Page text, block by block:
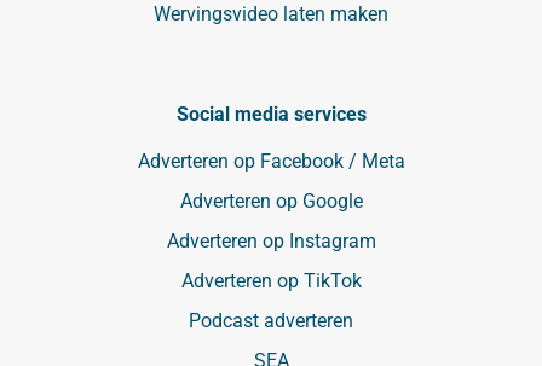
Wervingsvideo laten maken
Social media services
Adverteren op Facebook / Meta
Adverteren op Google
Adverteren op Instagram
Adverteren op TikTok
Podcast adverteren
SEA